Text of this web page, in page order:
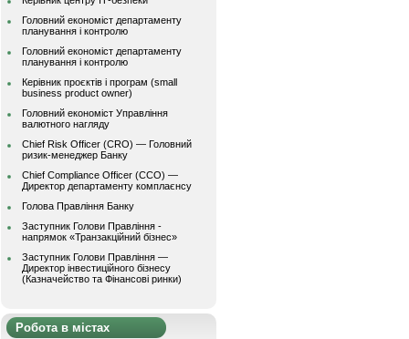
Головний економіст департаменту
планування і контролю
Головний економіст департаменту
планування і контролю
Керівник проєктів і програм (small
business product owner)
Головний економіст Управління
валютного нагляду
Chief Risk Officer (CRO) — Головний
ризик-менеджер Банку
Chief Compliance Officer (CCO) —
Директор департаменту комплаєнсу
Голова Правління Банку
Заступник Голови Правління -
напрямок «Транзакційний бізнес»
Заступник Голови Правління —
Директор інвестиційного бізнесу
(Казначейство та Фінансові ринки)
Робота в містах